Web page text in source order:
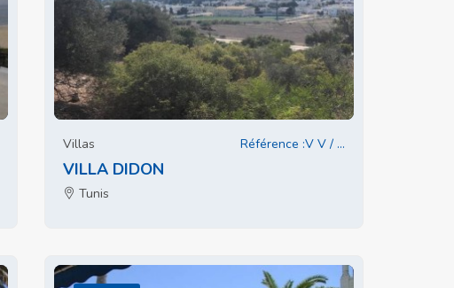
Villas Référence :V V / ...
VILLA DIDON
Tunis